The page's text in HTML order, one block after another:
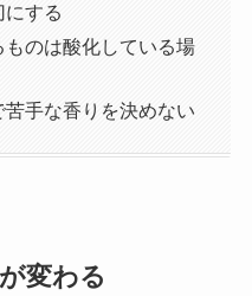
にする
のは酸化している場
手な香りを決めない
変わる